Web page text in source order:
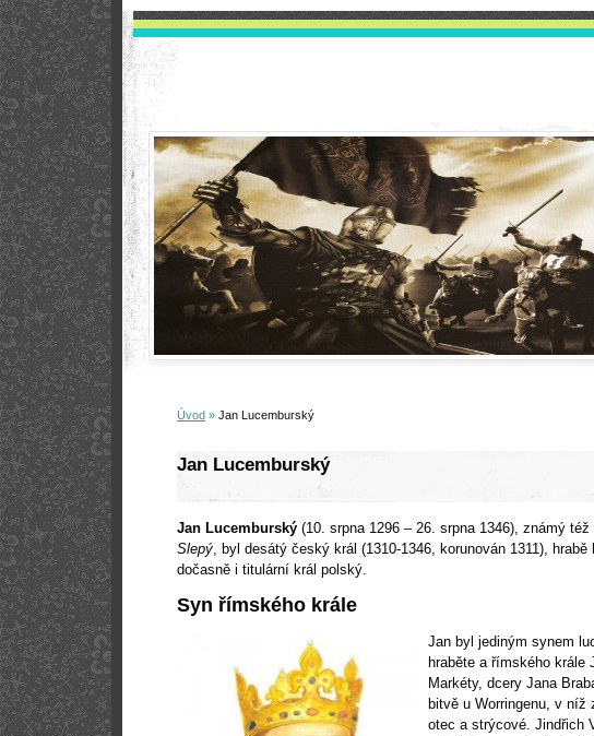
Úvod » Jan Lucemburský
Jan Lucemburský
Jan Lucemburský (10. srpna 1296 – 26. srpna 1346), známý
Slepý, byl desátý český král (1310-1346, korunován 1311), hrabě
dočasně i titulární král polský.
Syn římského krále
Jan byl jediným synem
hraběte a římského krále
Markéty, dcery Jana
bitvě u Worringenu, v níž
otec a strýcové. Jindřich